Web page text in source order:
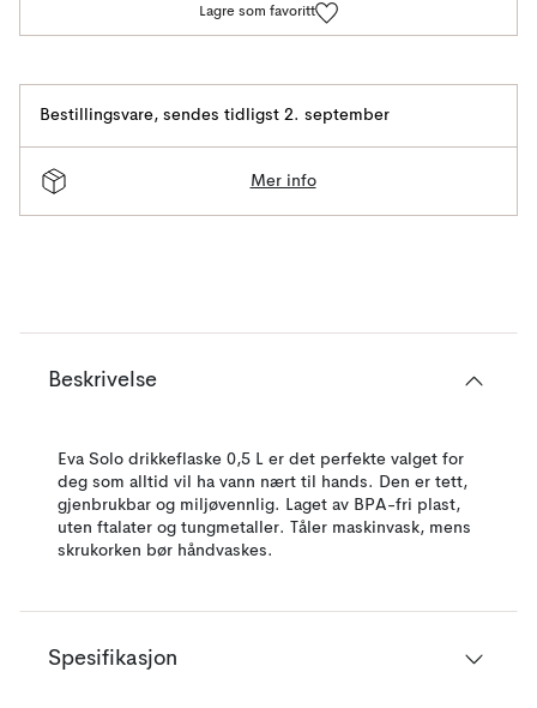
Lagre som favoritt
Bestillingsvare, sendes tidligst 2. september
Mer info
Beskrivelse
Eva Solo drikkeflaske 0,5 L er det perfekte valget for
deg som alltid vil ha vann nært til hands. Den er tett,
gjenbrukbar og miljøvennlig. Laget av BPA-fri plast,
uten ftalater og tungmetaller. Tåler maskinvask, mens
skrukorken bør håndvaskes.
Spesifikasjon